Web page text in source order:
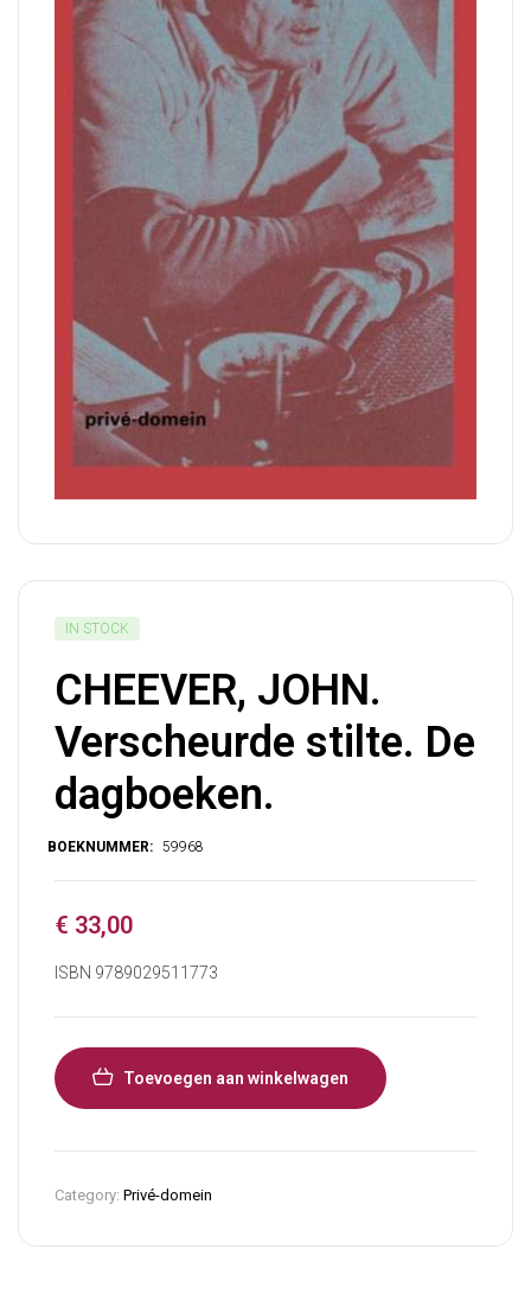
IN STOCK
CHEEVER, JOHN.
Verscheurde stilte. De
dagboeken.
€ 33,00
ISBN 9789029511773
Toevoegen aan winkelwagen
Category: Privé-domein